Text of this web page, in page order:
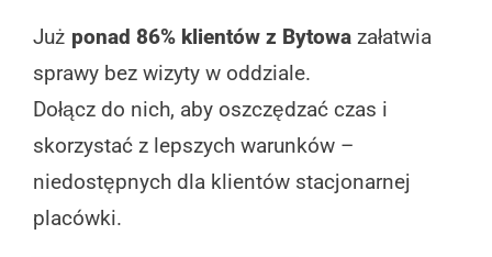
Już ponad 86% klientów z Bytowa załatwia
sprawy bez wizyty w oddziale.
Dołącz do nich, aby oszczędzać czas i
skorzystać z lepszych warunków –
niedostępnych dla klientów stacjonarnej
placówki.